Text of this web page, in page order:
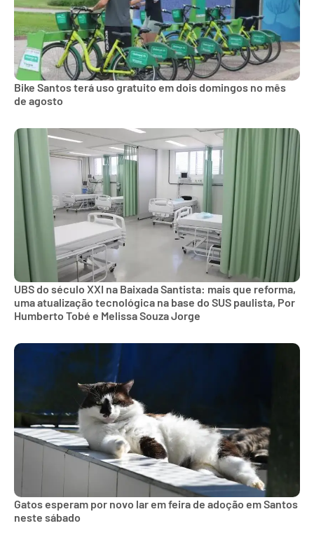
Bike Santos terá uso gratuito em dois domingos no mês
de agosto
UBS do século XXI na Baixada Santista: mais que reforma,
uma atualização tecnológica na base do SUS paulista, Por
Humberto Tobé e Melissa Souza Jorge
Gatos esperam por novo lar em feira de adoção em Santos
neste sábado